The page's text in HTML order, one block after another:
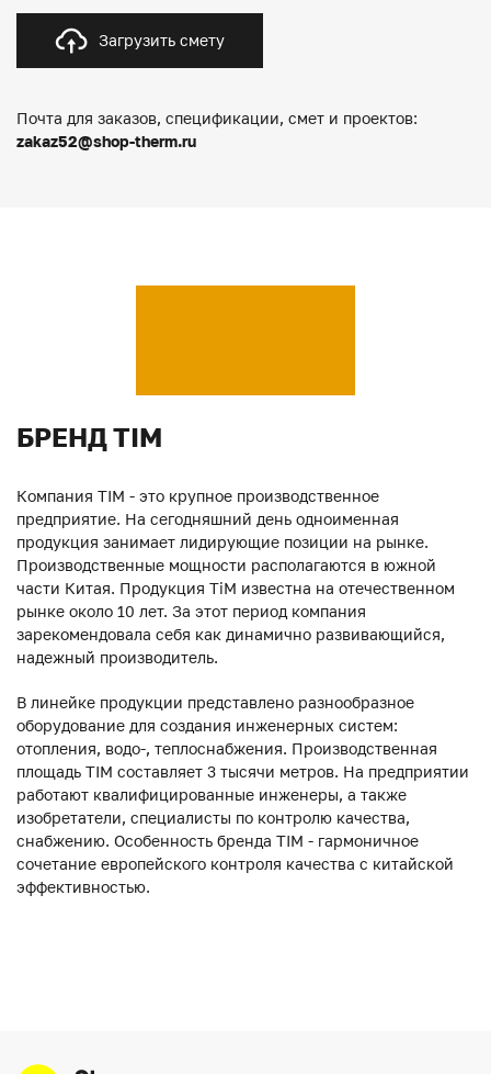
Загрузить смету
Почта для заказов, спецификации, смет и проектов:
zakaz52@shop-therm.ru
БРЕНД TIM
Компания TIM - это крупное производственное
предприятие. На сегодняшний день одноименная
продукция занимает лидирующие позиции на рынке.
Производственные мощности располагаются в южной
части Китая. Продукция ТiM известна на отечественном
рынке около 10 лет. За этот период компания
зарекомендовала себя как динамично развивающийся,
надежный производитель.
В линейке продукции представлено разнообразное
оборудование для создания инженерных систем:
отопления, водо-, теплоснабжения. Производственная
площадь TIM составляет 3 тысячи метров. На предприятии
работают квалифицированные инженеры, а также
изобретатели, специалисты по контролю качества,
снабжению. Особенность бренда TIM - гармоничное
сочетание европейского контроля качества с китайской
эффективностью.